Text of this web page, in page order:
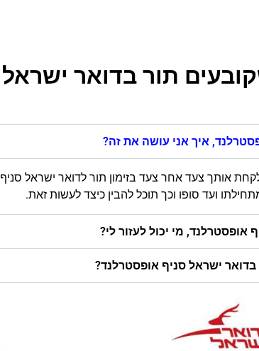
תור בדואר ישראל
איך אני עושה את זה?
אותך צעד אחר צעד בזימון תור לדואר ישראל סניף
ועד סופו וכך תוכל להבין כיצד לעשות זאת.
מי יכול לעזור לי?
ישראל סניף אופסטרלנד?